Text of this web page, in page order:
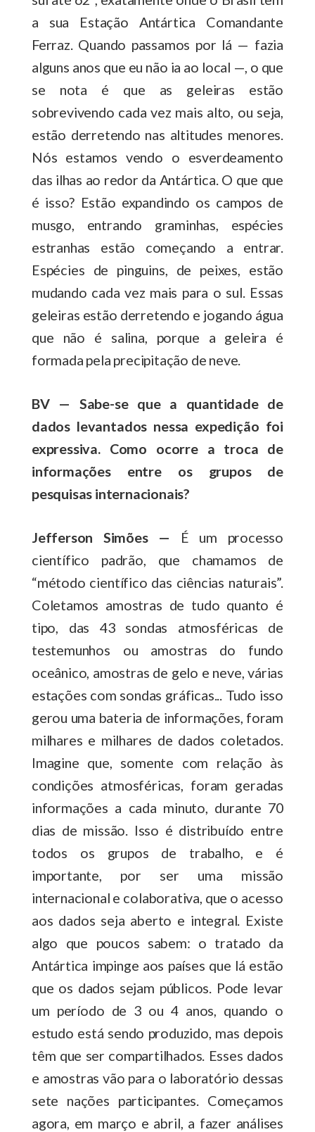
a sua Estação Antártica Comandante
Ferraz. Quando passamos por lá — fazia
alguns anos que eu não ia ao local —, o que
se nota é que as geleiras estão
sobrevivendo cada vez mais alto, ou seja,
estão derretendo nas altitudes menores.
Nós estamos vendo o esverdeamento
das ilhas ao redor da Antártica. O que que
é isso? Estão expandindo os campos de
musgo, entrando graminhas, espécies
estranhas estão começando a entrar.
Espécies de pinguins, de peixes, estão
mudando cada vez mais para o sul. Essas
geleiras estão derretendo e jogando água
que não é salina, porque a geleira é
formada pela precipitação de neve.
BV — Sabe-se que a quantidade de
dados levantados nessa expedição foi
expressiva. Como ocorre a troca de
informações entre os grupos de
pesquisas internacionais?
Jefferson Simões — É um processo
científico padrão, que chamamos de
“método científico das ciências naturais”.
Coletamos amostras de tudo quanto é
tipo, das 43 sondas atmosféricas de
testemunhos ou amostras do fundo
oceânico, amostras de gelo e neve, várias
estações com sondas gráficas... Tudo isso
gerou uma bateria de informações, foram
milhares e milhares de dados coletados.
Imagine que, somente com relação às
condições atmosféricas, foram geradas
informações a cada minuto, durante 70
dias de missão. Isso é distribuído entre
todos os grupos de trabalho, e é
importante, por ser uma missão
internacional e colaborativa, que o acesso
aos dados seja aberto e integral. Existe
algo que poucos sabem: o tratado da
Antártica impinge aos países que lá estão
que os dados sejam públicos. Pode levar
um período de 3 ou 4 anos, quando o
estudo está sendo produzido, mas depois
têm que ser compartilhados. Esses dados
e amostras vão para o laboratório dessas
sete nações participantes. Começamos
agora, em março e abril, a fazer análises